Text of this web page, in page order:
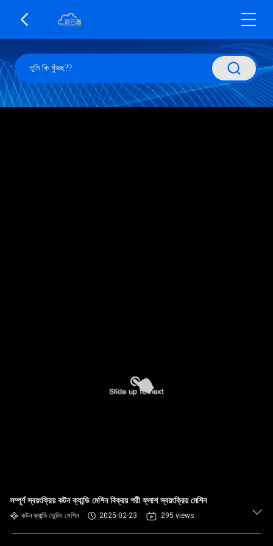
সম্পূর্ণ স্বয়ংক্রিয় কটন ক্যান্ডি মেশিন বিক্রয় পরী ফ্লাশ স্বয়ংক্রিয় মেশিন
কটন ক্যান্ডি ভেন্ডিং মেশিন 2025-02-23 295 views